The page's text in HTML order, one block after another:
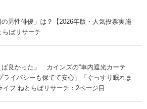
男性俳優」は？【2026年版・人気投票実施
らぼリサーチ
ば良かった」 カインズの“車内遮光カーテ
イバシーも保てて安心」「ぐっすり眠れま
イフ ねとらぼリサーチ：2ページ目